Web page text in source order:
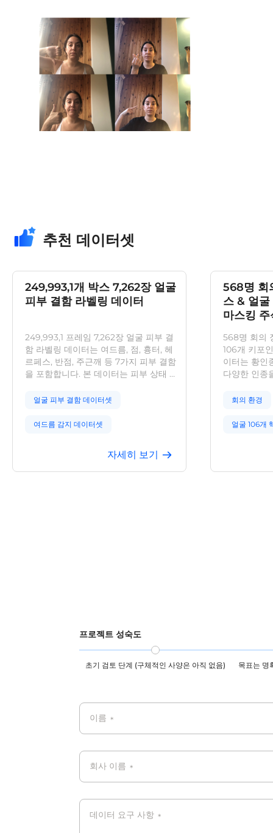
추천 데이터셋
249,993,1개 박스 7,262장 얼굴
피부 결함 라벨링 데이터
249,993,1 프레임 7,262장 얼굴 피부 결
함 라벨링 데이터는 여드름, 점, 흉터, 헤
르페스, 반점, 주근깨 등 7가지 피부 결함
을 포함합니다. 본 데이터는 피부 상태 분
있습니다.
얼굴 피부 결함 데이터셋
여드름 감지 데이터셋
얼굴 피부 데이터셋
자세히 보기
568명 회
스 & 얼
마스킹
568명 회의
106개 키포
이터는 황인
다양한 인종
관, 침실 등
61~64장의
106 키포인
회의 환경
얼굴 106개
프로젝트 성숙도
초기 검토 단계 (구체적인 사양은 아직 없음) 목표는 명
이름 *
회사 이름 *
데이터 요구 사항 *